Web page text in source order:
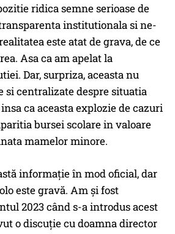
ridica semne serioase de
institutionala si ne-
este atat de grava, de ce
Asa ca am apelat la
Dar, surpriza, aceasta nu
si centralizate despre situatia
ca aceasta explozie de cazuri
bursei scolare in valoare
mamelor minore.
informație în mod oficial, dar
este gravă. Am și fost
2023 când s-a introdus acest
o discuție cu doamna director